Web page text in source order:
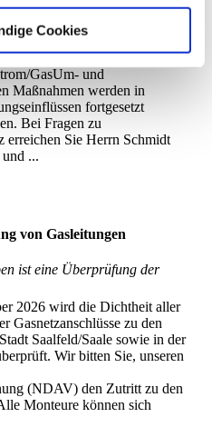
Cookies
Rudolstädter Straße B
Versorgungsleitungen Auf
Wöhlsdorf -
Wüste Köditz
GasUm- und
Maßnahmen werden in
fortgesetzt
Bei Fragen zu
erreichen Sie Herrn Schmidt
...
von Gasleitungen
ist eine Überprüfung der
2026 wird die Dichtheit aller
Gasnetzanschlüsse zu den
Saalfeld/Saale sowie in der
Wir bitten Sie, unseren
(NDAV) den Zutritt zu den
Monteure können sich